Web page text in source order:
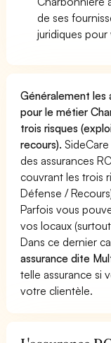
de ses
juridiques
Généralement les
pour le métier
trois risques
recours).
des assurances
couvrant les trois
Défense /
Parfois vous
vos locaux
Dans ce dernier
assurance dite
telle assurance si
votre clientèle.